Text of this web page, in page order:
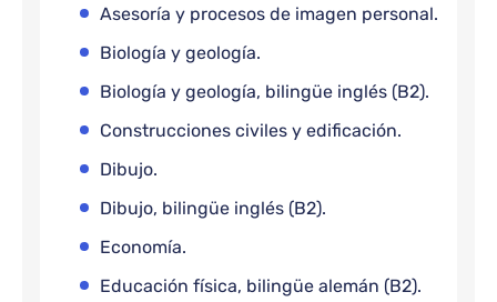
Asesoría y procesos de imagen personal.
Biología y geología.
Biología y geología, bilingüe inglés (B2).
Construcciones civiles y edificación.
Dibujo.
Dibujo, bilingüe inglés (B2).
Economía.
Educación física, bilingüe alemán (B2).